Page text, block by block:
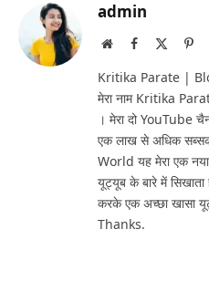
admin
WebsiteFacebook
Kritika Parate |
मेरा नाम Kritika
। मेरा दो
एक लाख से अधिक
World यह मेरा एक
यूट्यूब के बारे में
करके एक अच्छा खासा
Thanks.